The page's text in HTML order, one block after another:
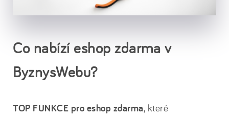
Co nabízí eshop zdarma v
ByznysWebu?
TOP FUNKCE pro eshop zdarma, které